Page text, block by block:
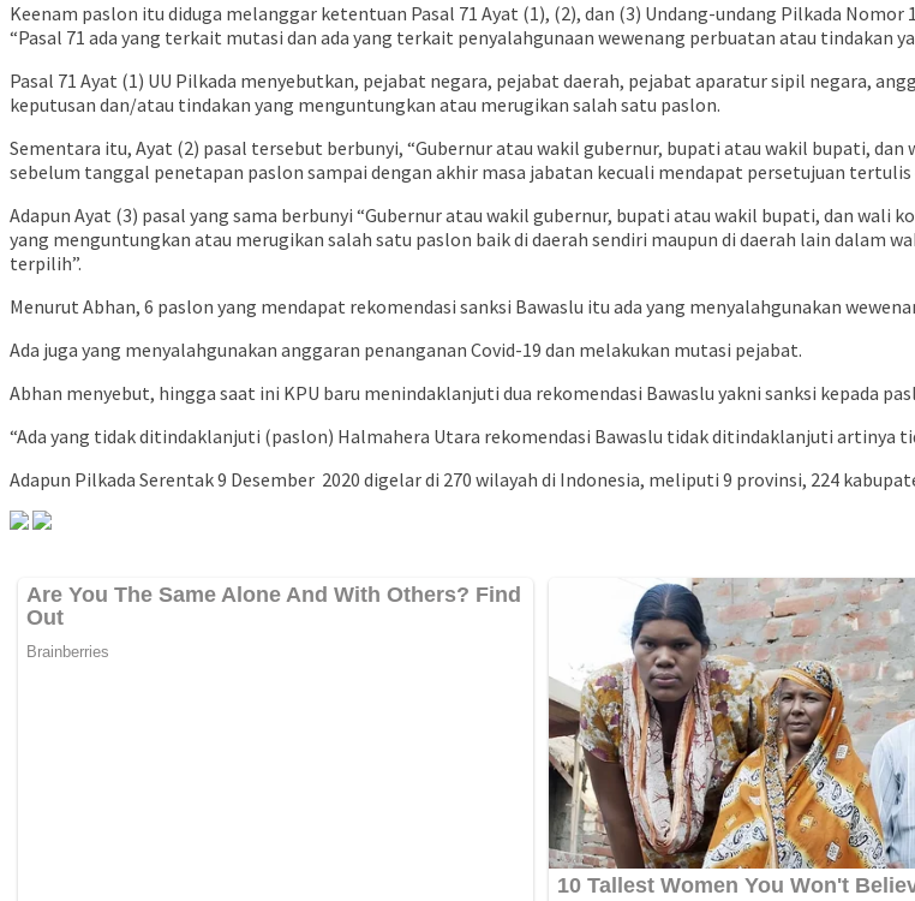
Keenam paslon itu diduga melanggar ketentuan Pasal 71 Ayat (1), (2), dan (3) Undang-undang Pilkada
“Pasal 71 ada yang terkait mutasi dan ada yang terkait penyalahgunaan wewenang perbuatan atau tindakan
Pasal 71 Ayat (1) UU Pilkada menyebutkan, pejabat negara, pejabat daerah, pejabat aparatur sipil negara,
keputusan dan/atau tindakan yang menguntungkan atau merugikan salah satu paslon.
Sementara itu, Ayat (2) pasal tersebut berbunyi, “Gubernur atau wakil gubernur, bupati atau wakil bupati,
sebelum tanggal penetapan paslon sampai dengan akhir masa jabatan kecuali mendapat persetujuan tertulis
Adapun Ayat (3) pasal yang sama berbunyi “Gubernur atau wakil gubernur, bupati atau wakil bupati, dan
yang menguntungkan atau merugikan salah satu paslon baik di daerah sendiri maupun di daerah lain dalam
terpilih”.
Menurut Abhan, 6 paslon yang mendapat rekomendasi sanksi Bawaslu itu ada yang menyalahgunakan
Ada juga yang menyalahgunakan anggaran penanganan Covid-19 dan melakukan mutasi pejabat.
Abhan menyebut, hingga saat ini KPU baru menindaklanjuti dua rekomendasi Bawaslu yakni sanksi kepada
“Ada yang tidak ditindaklanjuti (paslon) Halmahera Utara rekomendasi Bawaslu tidak ditindaklanjuti artinya
Adapun Pilkada Serentak 9 Desember 2020 digelar di 270 wilayah di Indonesia, meliputi 9 provinsi, 224